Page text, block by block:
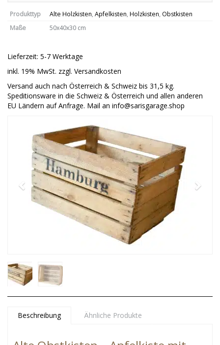
Produkttyp Alte Holzkisten, Apfelkisten, Holzkisten, Obstkisten
Maße
50x40x30 cm
Lieferzeit: 5-7 Werktage
inkl. 19% MwSt. zzgl. Versandkosten
Versand auch nach Österreich & Schweiz bis 31,5 kg.
Speditionsware in die Schweiz & Österreich und allen anderen
EU Ländern auf Anfrage. Mail an info@sarisgarage.shop
Beschreibung Ähnliche Produkte